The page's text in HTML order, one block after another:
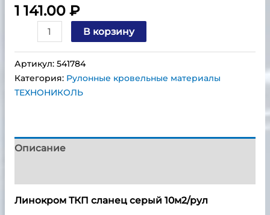
1 141.00 ₽
В корзину
Артикул: 541784
Категория: Рулонные кровельные материалы
ТЕХНОНИКОЛЬ
Описание
Линокром ТКП сланец серый 10м2/рул